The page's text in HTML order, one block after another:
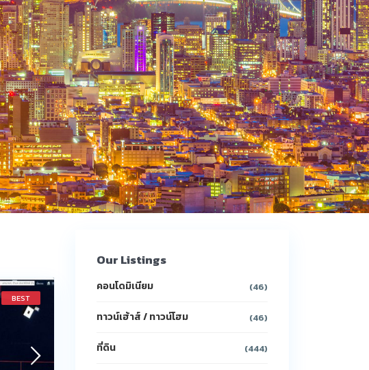
BEST
Our Listings
คอนโดมิเนียม (46)
ทาวน์เฮ้าส์ / ทาวน์โฮม (46)
ที่ดิน (444)